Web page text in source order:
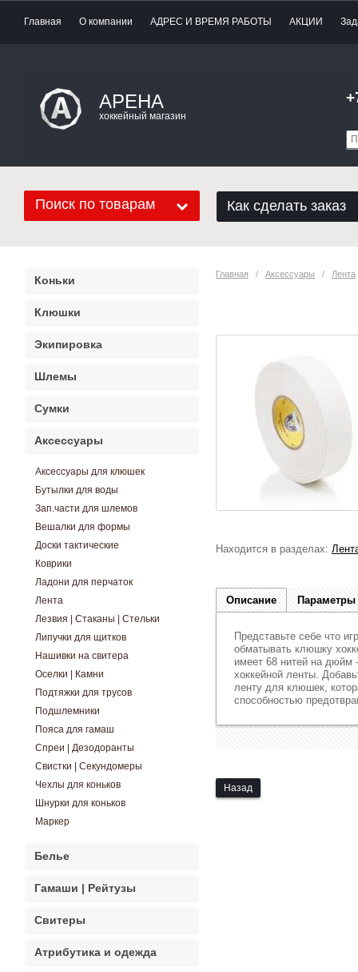
Главная О компании АДРЕС И ВРЕМЯ РАБОТЫ АКЦИИ
АРЕНА
хоккейный магазин
Поиск по товарам Как сделать заказ
Главная
   /
Аксессуары
   /
Лента
Находится в разделах:
Описание Параметры
Представьте себе что
обматывать клюшку
имеет 68 нитей на дюйм
хоккейной ленты.
ленту для клюшек,
способностью
Назад
Коньки
Клюшки
Экипировка
Шлемы
Сумки
Аксессуары
Аксессуары для клюшек
Бутылки для воды
Зап.части для шлемов
Вешалки для формы
Доски тактические
Коврики
Ладони для перчаток
Лента
Лезвия | Стаканы | Стельки
Липучки для щитков
Нашивки на свитера
Оселки | Камни
Подтяжки для трусов
Подшлемники
Пояса для гамаш
Спреи | Дезодоранты
Свистки | Секундомеры
Чехлы для коньков
Шнурки для коньков
Маркер
Белье
Гамаши | Рейтузы
Свитеры
Атрибутика и одежда